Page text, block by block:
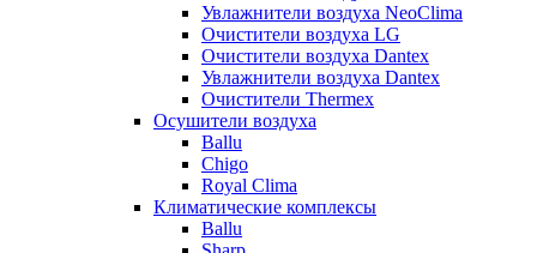
Увлажнители воздуха NeoClima
Очистители воздуха LG
Очистители воздуха Dantex
Увлажнители воздуха Dantex
Очистители Thermex
Осушители воздуха
Ballu
Chigo
Royal Clima
Климатические комплексы
Ballu